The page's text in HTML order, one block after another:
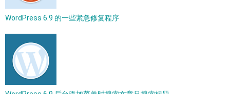
WordPress 6.9 的一些紧急修复程序